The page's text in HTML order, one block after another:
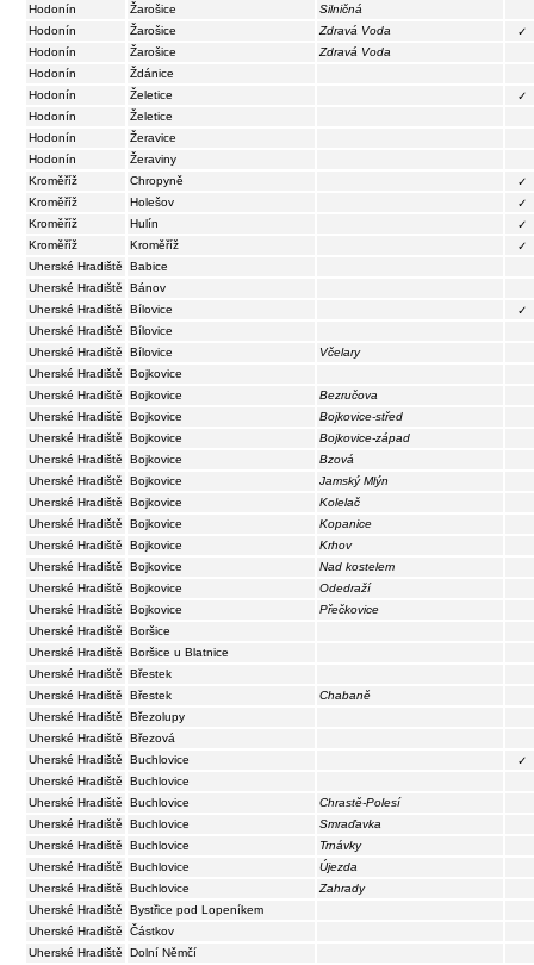
Hodonín
Žarošice
Silničná
Hodonín
Žarošice Zdravá Voda
✓
Hodonín
Žarošice
Zdravá Voda
Hodonín
Ždánice
Hodonín
Želetice
✓
Hodonín
Želetice
Hodonín
Žeravice
Hodonín
Žeraviny
Kroměříž
Chropyně
✓
Kroměříž
Holešov
✓
Kroměříž
Hulín
✓
Kroměříž
Kroměříž
✓
Uherské Hradiště
Babice
Uherské Hradiště
Bánov
Uherské Hradiště
Bílovice
✓
Uherské Hradiště
Bílovice
Uherské Hradiště
Bílovice
Včelary
Uherské Hradiště
Bojkovice
Uherské Hradiště
Bojkovice
Bezručova
Uherské Hradiště
Bojkovice
Bojkovice-střed
Uherské Hradiště
Bojkovice
Bojkovice-západ
Uherské Hradiště
Bojkovice
Bzová
Uherské Hradiště
Bojkovice
Jamský Mlýn
Uherské Hradiště
Bojkovice
Kolelač
Uherské Hradiště
Bojkovice
Kopanice
Uherské Hradiště
Bojkovice
Krhov
Uherské Hradiště
Bojkovice
Nad kostelem
Uherské Hradiště
Bojkovice
Odedraží
Uherské Hradiště
Bojkovice
Přečkovice
Uherské Hradiště
Boršice
Uherské Hradiště
Boršice u Blatnice
Uherské Hradiště
Břestek
Uherské Hradiště
Břestek
Chabaně
Uherské Hradiště
Březolupy
Uherské Hradiště
Březová
Uherské Hradiště
Buchlovice
✓
Uherské Hradiště
Buchlovice
Uherské Hradiště
Buchlovice
Chrastě-Polesí
Uherské Hradiště
Buchlovice
Smraďavka
Uherské Hradiště
Buchlovice
Trnávky
Uherské Hradiště
Buchlovice
Újezda
Uherské Hradiště
Buchlovice
Zahrady
Uherské Hradiště
Bystřice pod Lopeníkem
Uherské Hradiště
Částkov
Uherské Hradiště
Dolní Němčí